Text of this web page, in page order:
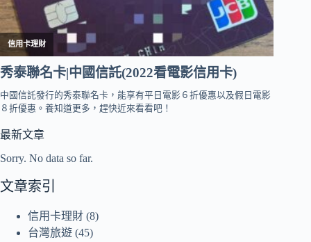
最新文章
Sorry. No data so far.
文章索引
信用卡理財 (8)
台灣旅遊 (45)